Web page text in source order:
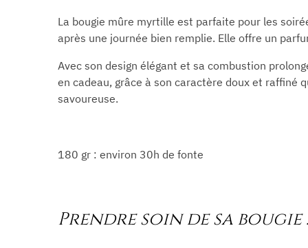
La bougie mûre myrtille est parfaite pour les
après une journée bien remplie. Elle offre un
Avec son design élégant et sa combustion
en cadeau, grâce à son caractère doux et raffiné
savoureuse.
180 gr : environ 30h de fonte
Prendre soin de sa bougie